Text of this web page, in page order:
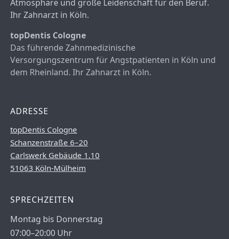
Atmosphäre und große Leidenschaft für den Beruf.
Ihr Zahnarzt in Köln.
topDentis Cologne
Das führende Zahnmedizinische
Versorgungszentrum für Angstpatienten in Köln und
dem Rheinland. Ihr Zahnarzt in Köln.
ADRESSE
topDentis Cologne
Schanzenstraße 6–20
Carlswerk Gebäude 1.10
51063 Köln-Mülheim
SPRECHZEITEN
Montag bis Donnerstag
07:00–20:00 Uhr